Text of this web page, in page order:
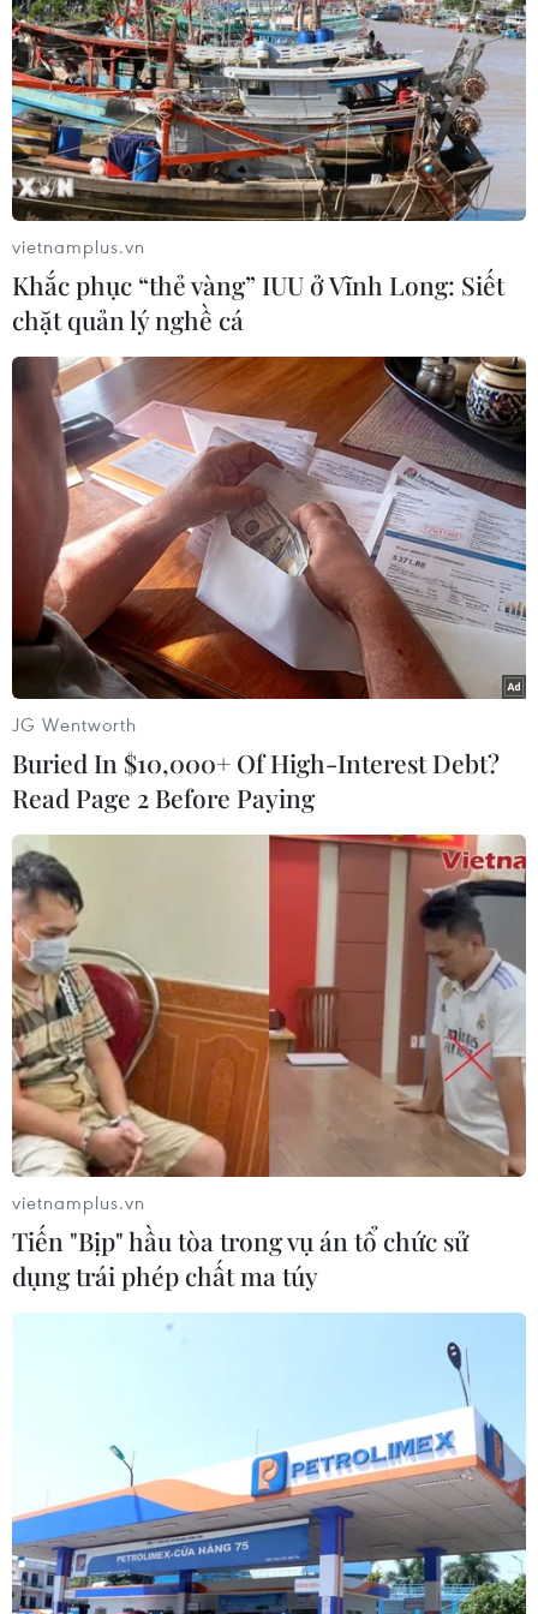
#máy bay không người lái
#thiết bị bay không người lái
#hệ thống trinh sát
Theo dõi VietnamPlus
TIN LIÊN QUAN
Nga đưa tên lửa đạn đạo liên lục địa
Sarmat vào biên chế năm 2022
16/12/2020 13:31
Tại binh đoàn tên lửa ở Uzhur, công tác tái vũ trang
trung đoàn đang ở giai đoạn hoàn thiện và vào năm
2022 hệ thống tên lửa Sarmat sẽ được đưa vào trực
vietnamplus.vn
Khắc phục “thẻ vàng” IUU ở Vĩnh Long: Siết
chặt quản lý nghề cá
JG Wentworth
Buried In $10,000+ Of High-Interest Debt?
Read Page 2 Before Paying
vietnamplus.vn
Tiến "Bịp" hầu tòa trong vụ án tổ chức sử
dụng trái phép chất ma túy